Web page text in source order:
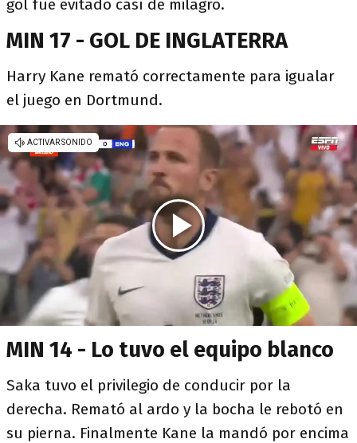
gol fue evitado casí de milagro.
MIN 17 - GOL DE INGLATERRA
Harry Kane remató correctamente para igualar
el juego en Dortmund.
MIN 14 - Lo tuvo el equipo blanco
Saka tuvo el privilegio de conducir por la
derecha. Remató al ardo y la bocha le rebotó en
su pierna. Finalmente Kane la mandó por encima